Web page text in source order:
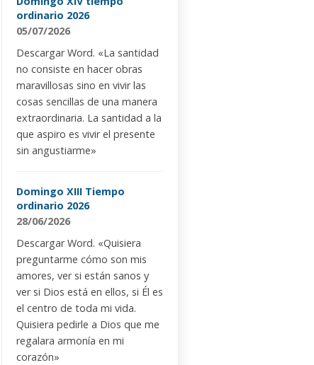
ordinario 2026
05/07/2026
Descargar Word. «La santidad
no consiste en hacer obras
maravillosas sino en vivir las
cosas sencillas de una manera
extraordinaria. La santidad a la
que aspiro es vivir el presente
sin angustiarme»
Domingo XIII Tiempo
ordinario 2026
28/06/2026
Descargar Word. «Quisiera
preguntarme cómo son mis
amores, ver si están sanos y
ver si Dios está en ellos, si Él es
el centro de toda mi vida.
Quisiera pedirle a Dios que me
regalara armonía en mi
corazón»